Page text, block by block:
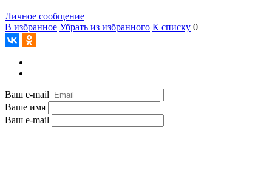
Личное сообщение
В избранное Убрать из избранного К списку 0
Ваш e-mail
Ваше имя
Ваш e-mail